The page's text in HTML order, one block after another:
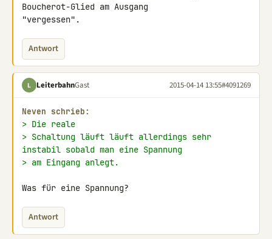
Boucherot-Glied am Ausgang
"vergessen".
Antwort
L LeiterbahnGast 2015-04-14 13:55#4091269
Neven schrieb:
> Die reale
> Schaltung läuft läuft allerdings sehr
instabil sobald man eine Spannung
> am Eingang anlegt.
Was für eine Spannung?
Antwort